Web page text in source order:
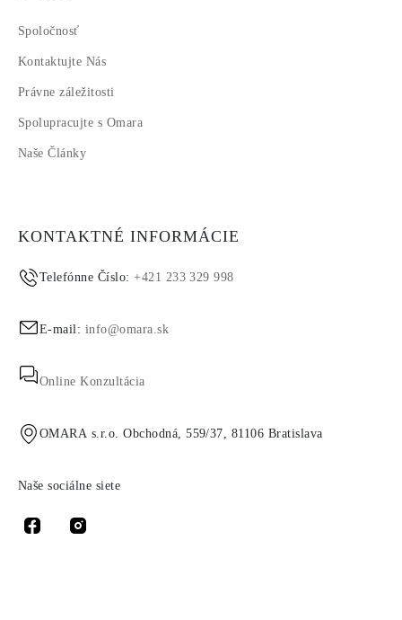
Spoločnosť
Kontaktujte Nás
Právne záležitosti
Spolupracujte s Omara
Naše Články
KONTAKTNÉ INFORMÁCIE
Telefónne Číslo:+421 233 329 998
E-mail: info@omara.sk
Online Konzultácia
OMARA s.r.o. Obchodná, 559/37, 81106 Bratislava
Naše sociálne siete